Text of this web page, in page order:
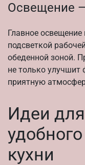
Освещение
Главное
подсветкой
обеденной зоной.
не только улучшит
приятную
Идеи
кухни